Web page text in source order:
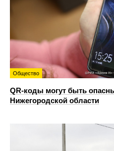
Общество
QR-коды могут быть
Нижегородской области